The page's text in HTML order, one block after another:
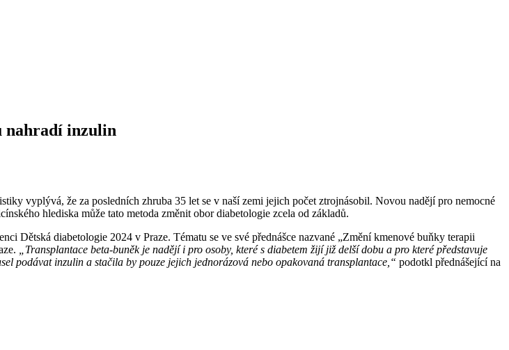
nahradí inzulin
vyplývá, že za posledních zhruba 35 let se v naší zemi jejich počet ztrojnásobil. Novou nadějí pro nemocné
hlediska může tato metoda změnit obor diabetologie zcela od základů.
Dětská diabetologie 2024 v Praze. Tématu se ve své přednášce nazvané „Změní kmenové buňky terapii
„Transplantace beta-buněk je nadějí i pro osoby, které s diabetem žijí již delší dobu a pro které představuje
podávat inzulin a stačila by pouze jejich jednorázová nebo opakovaná transplantace,“ podotkl přednášející na